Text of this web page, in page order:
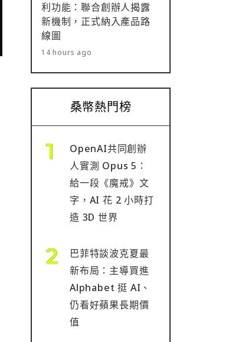
利功能：聯合創辦人揭露
新機制，正式納入產品路
線圖
14 hours ago
桑幣熱門榜
OpenAI共同創辦
人實測 Opus 5：
給一段《魔戒》文
字，AI 花 2 小時打
造 3D 世界
巴菲特談波克夏最
新布局：主導買進
Alphabet 挺 AI、
仍看好蘋果長期價
值